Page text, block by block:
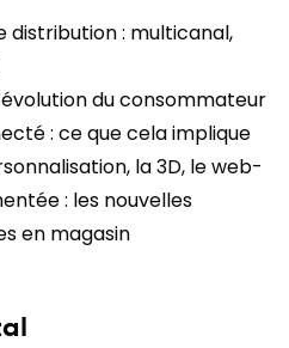
distribution : multicanal,
du consommateur
: ce que cela implique
la 3D, le web-
: les nouvelles
en magasin